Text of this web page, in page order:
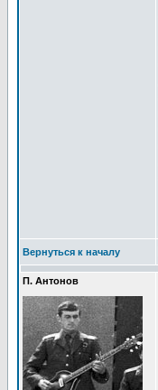
Вернуться к началу
П. Антонов